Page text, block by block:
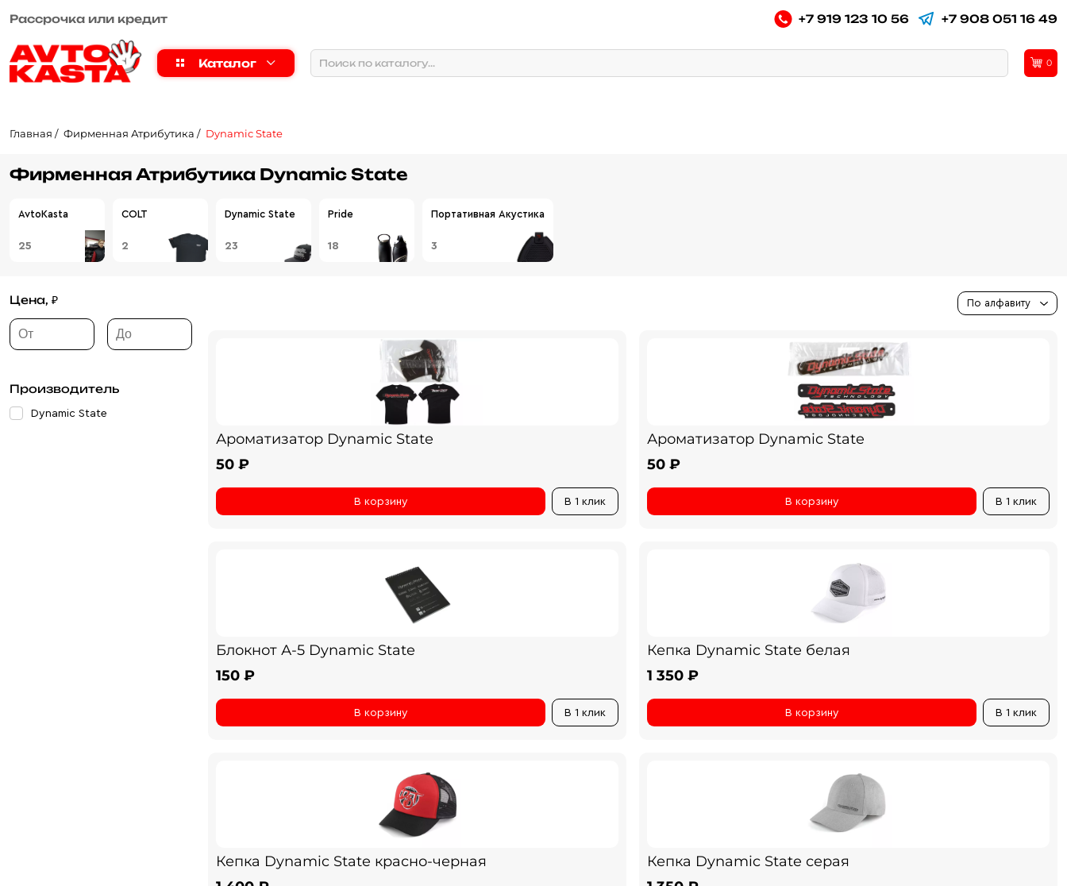
Рассрочка или кредит +7 919 123 10 56 +7 908 051 16 49
Каталог 0
Главная Фирменная Атрибутика Dynamic State
Фирменная Атрибутика Dynamic State
AvtoKasta
25
COLT
2
Dynamic State
23
Pride
18
Портативная Акустика
3
Цена, ₽
Производитель
Dynamic State
По алфавиту
Ароматизатор Dynamic State
50 ₽
В 1 клик
В корзину
Ароматизатор Dynamic State
50 ₽
В 1 клик
В корзину
Блокнот А-5 Dynamic State
150 ₽
В 1 клик
В корзину
Кепка Dynamic State белая
1 350 ₽
В 1 клик
В корзину
Кепка Dynamic State красно-черная
Кепка Dynamic State серая